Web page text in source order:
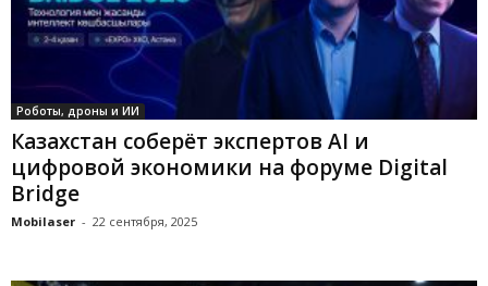
Роботы, дроны и ИИ
Казахстан соберёт экспертов AI и
цифровой экономики на форуме Digital
Bridge
Mobilaser - 22 сентября, 2025